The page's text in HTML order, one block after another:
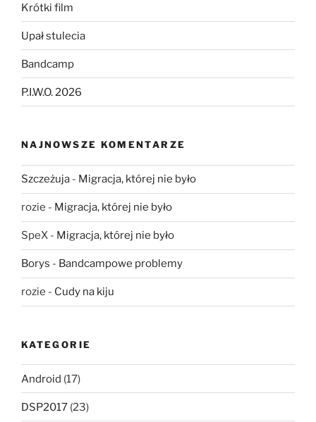
Krótki film
Upał stulecia
Bandcamp
P.I.W.O. 2026
NAJNOWSZE KOMENTARZE
Szczeżuja - Migracja, której nie było
rozie - Migracja, której nie było
SpeX - Migracja, której nie było
Borys - Bandcampowe problemy
rozie - Cudy na kiju
KATEGORIE
Android (17)
DSP2017 (23)